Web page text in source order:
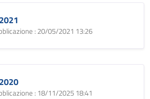
: 20/05/2021 13:26
: 18/11/2025 18:41